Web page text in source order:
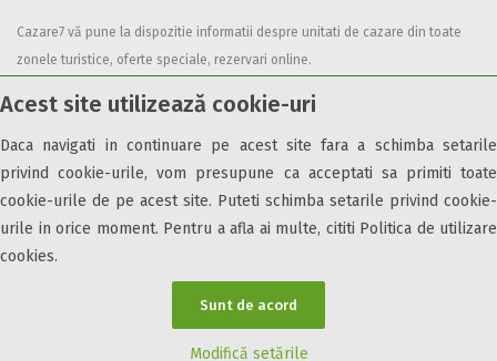
Acest site utilizează cookie-uri
Daca navigati in continuare pe acest site fara a schimba setarile
privind cookie-urile, vom presupune ca acceptati sa primiti toate
cookie-urile de pe acest site. Puteti schimba setarile privind cookie-
urile in orice moment. Pentru a afla ai multe, cititi Politica de utilizare
cookies.
Sunt de acord
Modifică setările
Cazare7 vă pune la dispozitie informatii despre unitati de cazare din toate
zonele turistice, oferte speciale, rezervari online.
condițiile de utilizare.
Informații utile Parteneri Cazare7